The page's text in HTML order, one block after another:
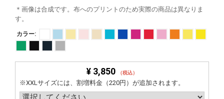
＊画像は合成です。布へのプリントのため実際の商品は異なりま
す。
カラー:
¥ 3,850 （税込）
※XXLサイズには、割増料金（220円）が追加されます。